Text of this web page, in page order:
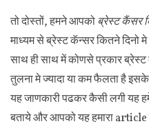
तो दोस्तों, हमने आपकोब्रेस्ट कैंसर
माध्यम से ब्रेस्ट कॅन्सर कितने
साथ ही साथ में कोणसे प्रकार
तुलना मे ज्यादा या कम फैलता है
यह जाणकारी पढकर कैसी लगी यह
बताये और आपको यह हमारा